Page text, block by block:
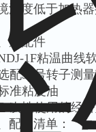
温度低于加热
选配件
1F粘温曲线
配30号转子测
准粘度油
次性使用的经
配置清单：